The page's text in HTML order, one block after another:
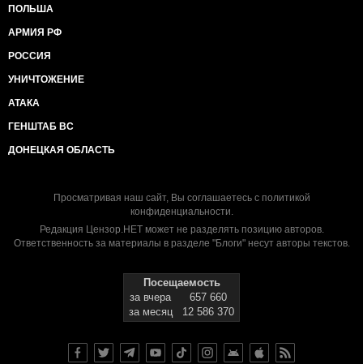
ПОЛЬША
АРМИЯ РФ
РОССИЯ
УНИЧТОЖЕНИЕ
АТАКА
ГЕНШТАБ ВС
ДОНЕЦКАЯ ОБЛАСТЬ
Просматривая наш сайт, Вы соглашаетесь с политикой
конфиденциальности.
Редакция Цензор.НЕТ может не разделять позицию авторов.
Ответственность за материалы в разделе "Блоги" несут авторы текстов.
Посещаемость
за вчера
657 660
за месяц
12 586 370